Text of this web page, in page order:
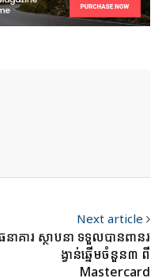
Next article
នាគារ ស្ថាបនា ទទួលបានពានរ
ង្វាន់ឆ្នើមចំនួន៣​ ពី
Mastercard